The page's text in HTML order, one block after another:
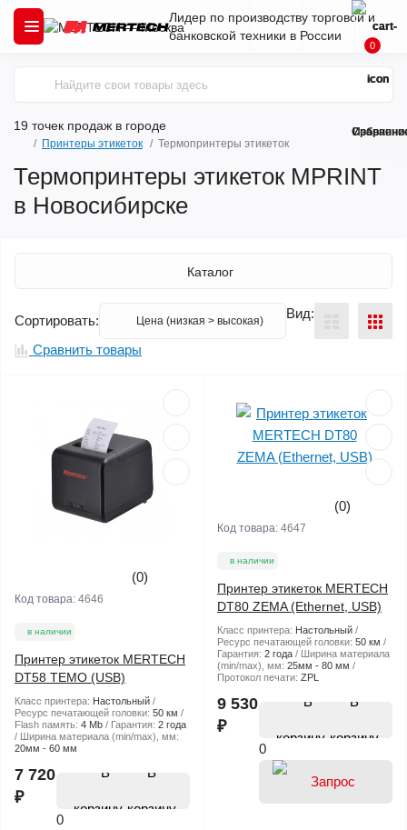
Лидер по производству торговой и
банковской техники в России
19 точек продаж в городе
0
Принтеры этикеток Термопринтеры этикеток
Термопринтеры этикеток MPRINT
в Новосибирске
Каталог
Сортировать: Вид:
Сравнить товары
(0)
Код товара: 4646
в наличии
Принтер этикеток MERTECH
DT58 TEMO (USB)
Класс принтера: Настольный
Ресурс печатающей головки: 50 км
Flash память: 4 Mb Гарантия: 2 года
Ширина материала (min/max), мм:
20мм - 60 мм
7 720
₽
В
корзину
0
(0)
Код товара: 4647
в наличии
Принтер этикеток MERTECH
DT80 ZEMA (Ethernet, USB)
Класс принтера: Настольный
Ресурс печатающей головки: 50 км
Гарантия: 2 года
Ширина материала
(min/max), мм: 25мм - 80 мм
Протокол печати: ZPL
9 530
₽
В
корзину
0